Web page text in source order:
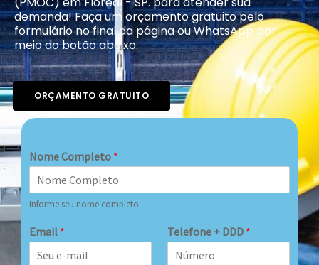
demanda! Faça um orçamento gratuito pelo
formulário no final da página ou WhatsApp por
meio do botão abaixo.
ORÇAMENTO GRATUITO
Nome Completo *
Informe seu nome completo.
Email * Telefone + DDD *